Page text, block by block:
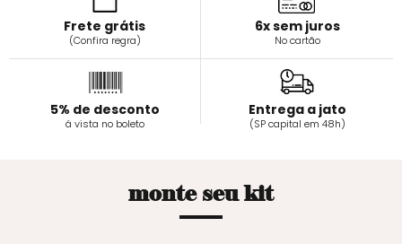
Frete grátis
(Confira regra)
6x sem juros
No cartão
5% de desconto
á vista no boleto
Entrega a jato
(SP capital em 48h)
monte seu kit